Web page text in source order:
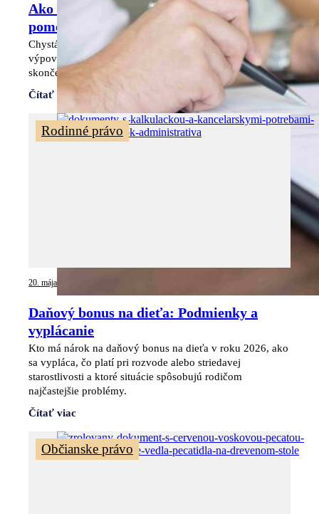
Ako dať výpoveď a ukončiť pracovný
pomer podľa zákona
Chystáte sa ukončiť pracovný pomer? Rozdiel medzi
výpoveďou a dohodou, výpovednú lehotu, okamžité
skončenie aj nárok na odstupné podľa zákona.
Čítať viac
Rodinné právo
20. mája 2026
Daňový bonus na dieťa: Podmienky a
vyplácanie
Kto má nárok na daňový bonus na dieťa v roku 2026, ako
sa vypláca, čo platí pri rozvode alebo striedavej
starostlivosti a ktoré situácie spôsobujú rodičom
najčastejšie problémy.
Čítať viac
Občianske právo